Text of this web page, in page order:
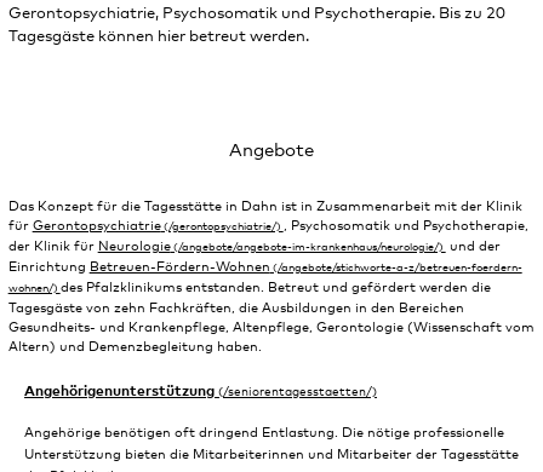
Gerontopsychiatrie, Psychosomatik und Psychotherapie. Bis zu 20
Tagesgäste können hier betreut werden.
Angebote
Das Konzept für die Tagesstätte in Dahn ist in Zusammenarbeit mit der Klinik
für Gerontopsychiatrie
, Psychosomatik und Psychotherapie,
der Klinik für Neurologie
und der
Einrichtung Betreuen-Fördern-Wohnen
des Pfalzklinikums entstanden. Betreut und gefördert werden die
Tagesgäste von zehn Fachkräften, die Ausbildungen in den Bereichen
Gesundheits- und Krankenpflege, Altenpflege, Gerontologie (Wissenschaft vom
Altern) und Demenzbegleitung haben.
Angehörigenunterstützung
Angehörige benötigen oft dringend Entlastung. Die nötige professionelle
Unterstützung bieten die Mitarbeiterinnen und Mitarbeiter der Tagesstätte